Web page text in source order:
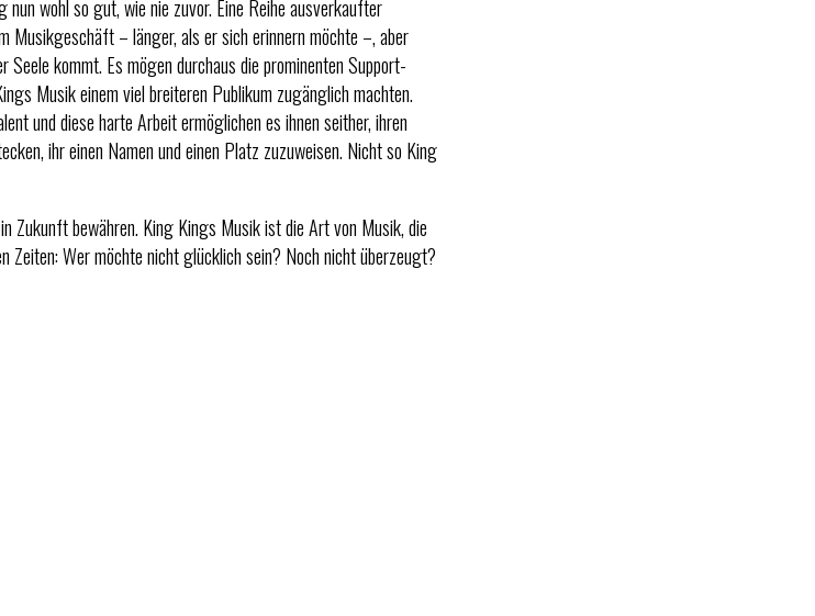
wohl so gut, wie nie zuvor. Eine Reihe ausverkaufter
Musikgeschäft – länger, als er sich erinnern möchte –, aber
kommt. Es mögen durchaus die prominenten Support-
Musik einem viel breiteren Publikum zugänglich machten.
und diese harte Arbeit ermöglichen es ihnen seither, ihren
ihr einen Namen und einen Platz zuzuweisen. Nicht so King
Zukunft bewähren. King Kings Musik ist die Art von Musik, die
Zeiten: Wer möchte nicht glücklich sein? Noch nicht überzeugt?